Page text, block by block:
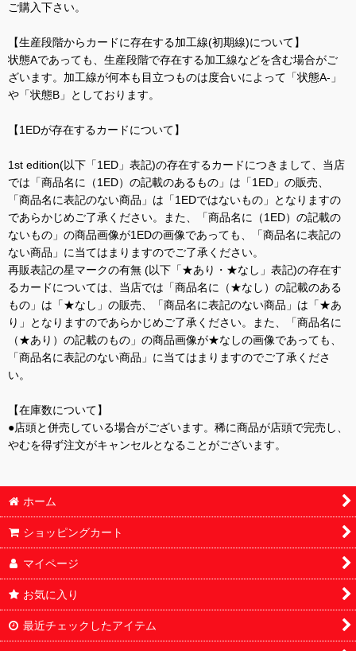
ご購入下さい。
【生産段階からカードに存在する加工線(初期線)について】
状態Aであっても、生産段階で存在する加工線などを含む場合がご
ざいます。加工線が何本も目立つものは度合いによって「状態A-」
や「状態B」としております。
【1EDが存在するカードについて】
1st edition(以下「1ED」表記)の存在するカードにつきまして、当店
では「商品名に（1ED）の記載のあるもの」は「1ED」の販売、
「商品名に表記のない商品」は「1EDではないもの」となりますの
であらかじめご了承ください。また、「商品名に（1ED）の記載の
ないもの」の商品画像が1EDの画像であっても、「商品名に表記の
ない商品」に当てはまりますのでご了承ください。
再販表記の星マークの有無 (以下「★あり・★なし」表記)の存在す
るカードについては、当店では「商品名に（★なし）の記載のある
もの」は「★なし」の販売、「商品名に表記のない商品」は「★あ
り」となりますのであらかじめご了承ください。また、「商品名に
（★あり）の記載のもの」の商品画像が★なしの画像であっても、
「商品名に表記のない商品」に当てはまりますのでご了承くださ
い。
【在庫数について】
●店頭と併売している場合がございます。稀に商品が店頭で完売し、
やむを得ず注文がキャンセルとなることがございます。
ホーム
ショッピングカート
マイページ
お気に入り
最近チェックしたアイテム